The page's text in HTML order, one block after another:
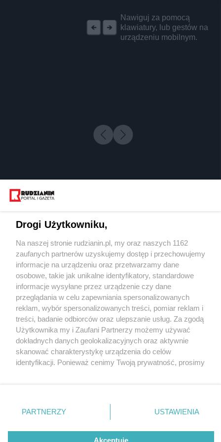
Nawiguj za pomocą
klawiatury, lub gestów na
urządzeniu mobilnym.
4 / 0
Wydawca mediów
Nie zapomnij
zapoznać się z:
polityką prywatności regulamin korzystania z portali
Twojemiasto
Piekary Śląskie
Chorzów
Tarnowskie Góry
Gliwice
Skontakuj sięz nami
Kontakt
Wydawca
Redakcja
Drogi Użytkowniku,
Na naszej stronie rudzianin.pl, my oraz naszych 1162
zaufanych partnerów uzyskujemy dostęp i przechowujemy
informacje na urządzeniu oraz przetwarzamy dane
osobowe, takie jak unikalne identyfikatory, standardowe
informacje wysyłane przez urządzenie czy dane
przeglądania w celu zapewniania spersonalizowanych
reklam, wybór spersonalizowanych treści, pomiar reklam i
treści, badanie odbiorców oraz ulepszanie usług. Za zgodą
Użytkownika my i Zaufani Partnerzy możemy używać
dokładnych danych geolokalizacyjnych oraz aktywnie
skanować charakterystykę urządzenia do celów
identyfikacji. Ponieważ cenimy Twoją prywatność, prosimy
prywatności znajdujący się w lewym dolnym rogu strony
. Niektóre rodzaje przetwarzania danych nie wymagają
zgody użytkownika, ale masz prawo sprzeciwić się
takiemu przetwarzaniu. Preferencje będą miały
PARTNERZY USTAWIENIA
Akceptuję